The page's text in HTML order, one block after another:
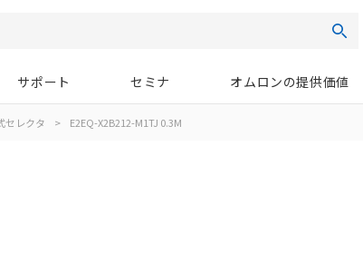
サポート セミナ オムロンの提供価値
セレクタ > E2EQ-X2B212-M1TJ 0.3M